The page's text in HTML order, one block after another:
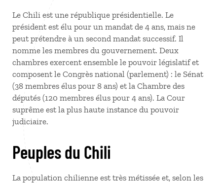
Le Chili est une république présidentielle. Le
président est élu pour un mandat de 4 ans, mais ne
peut prétendre à un second mandat successif. Il
nomme les membres du gouvernement. Deux
chambres exercent ensemble le pouvoir législatif et
composent le Congrès national (parlement) : le Sénat
(38 membres élus pour 8 ans) et la Chambre des
députés (120 membres élus pour 4 ans). La Cour
suprême est la plus haute instance du pouvoir
judiciaire.
Peuples du Chili
La population chilienne est très métissée et, selon les